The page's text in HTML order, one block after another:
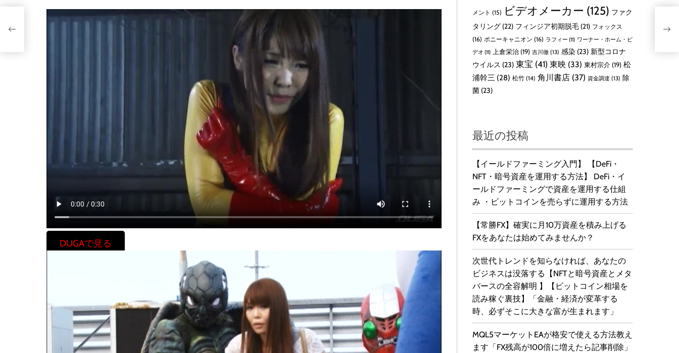
DUGAで見る
メント (15) ビデオメーカー (125) ファク
タリング (22) フィンジア初期脱毛 (21) フォックス
(16) ポニーキャニオン (16) ラフィー (11) ワーナー・ホーム・ビ
デオ (11) 上倉栄治 (19) 吉川徹 (13) 感染 (23) 新型コロナ
ウイルス (23) 東宝 (41) 東映 (33) 東村宗介 (19) 松
浦幹三 (28) 松竹 (14) 角川書店 (37) 資金調達 (13) 除
菌 (23)
最近の投稿
【イールドファーミング入門】 【DeFi・
NFT・暗号資産を運用する方法】 DeFi・イ
ールドファーミングで資産を運用する仕組
み ・ビットコインを売らずに運用する方法
【常勝FX】確実に月10万資産を積み上げる
FXをあなたは始めてみませんか？
次世代トレンドを知らなければ、あなたの
ビジネスは没落する【NFTと暗号資産とメタ
バースの全容解明 】【ビットコイン相場を
読み稼ぐ裏技】「金融・経済が変革する
時、必ずそこに大きな富が生まれます」
MQL5マーケットEAが格安で使える方法教え
ます「FX残高が100倍に増えたら記事削除」